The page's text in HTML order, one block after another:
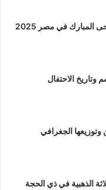
المبارك في مصر 2025
وتاريخ الاحتفال
وتوزيعها الجغرافي
الذهبية في ذي الحجة